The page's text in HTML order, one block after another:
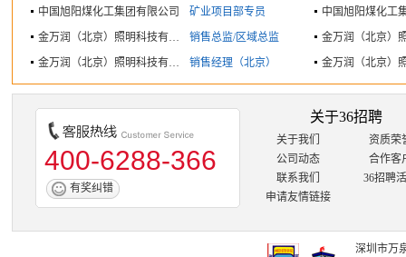
中国旭阳煤化工集团有限公司
矿业项目部专员
中国旭阳煤化工
金万润（北京）照明科技有限公司
销售总监/区域总监
金万润（北京）照明科技有限公司
销售经理（北京）
400-6288-366
有奖纠错
关于36招聘
关于我们
资质荣
公司动态
合作客
联系我们
36招聘
申请友情链接
深圳市万